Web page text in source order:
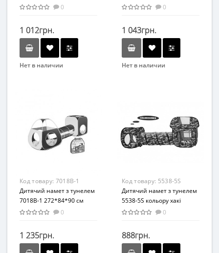
тунелем T011 - 10B в сумці
0
1 012грн.
Нет в наличии
Возраст
От 3-х лет
Возрастная группа
Текстиль
0
1 043грн.
Нет в наличии
Код товару: 7018B-1
Дитячий намет з тунелем
7018B-1 272*84*90 см
0
1 235грн.
Код товару: 5538-5S
Дитячий намет з тунелем
5538-5S кольору хакі
0
888грн.